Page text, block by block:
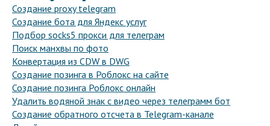
Создание proxy telegram
Создание бота для Яндекс услуг
Подбор socks5 прокси для телеграм
Поиск манхвы по фото
Конвертация из CDW в DWG
Создание позинга в Роблокс на сайте
Создание позинга Роблокс онлайн
Удалить водяной знак с видео через телеграмм бот
Создание обратного отсчета в Telegram-канале